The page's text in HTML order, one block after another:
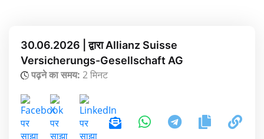
30.06.2026 | द्वारा Allianz Suisse
Versicherungs-Gesellschaft AG
पढ़ने का समय: 2 मिनट